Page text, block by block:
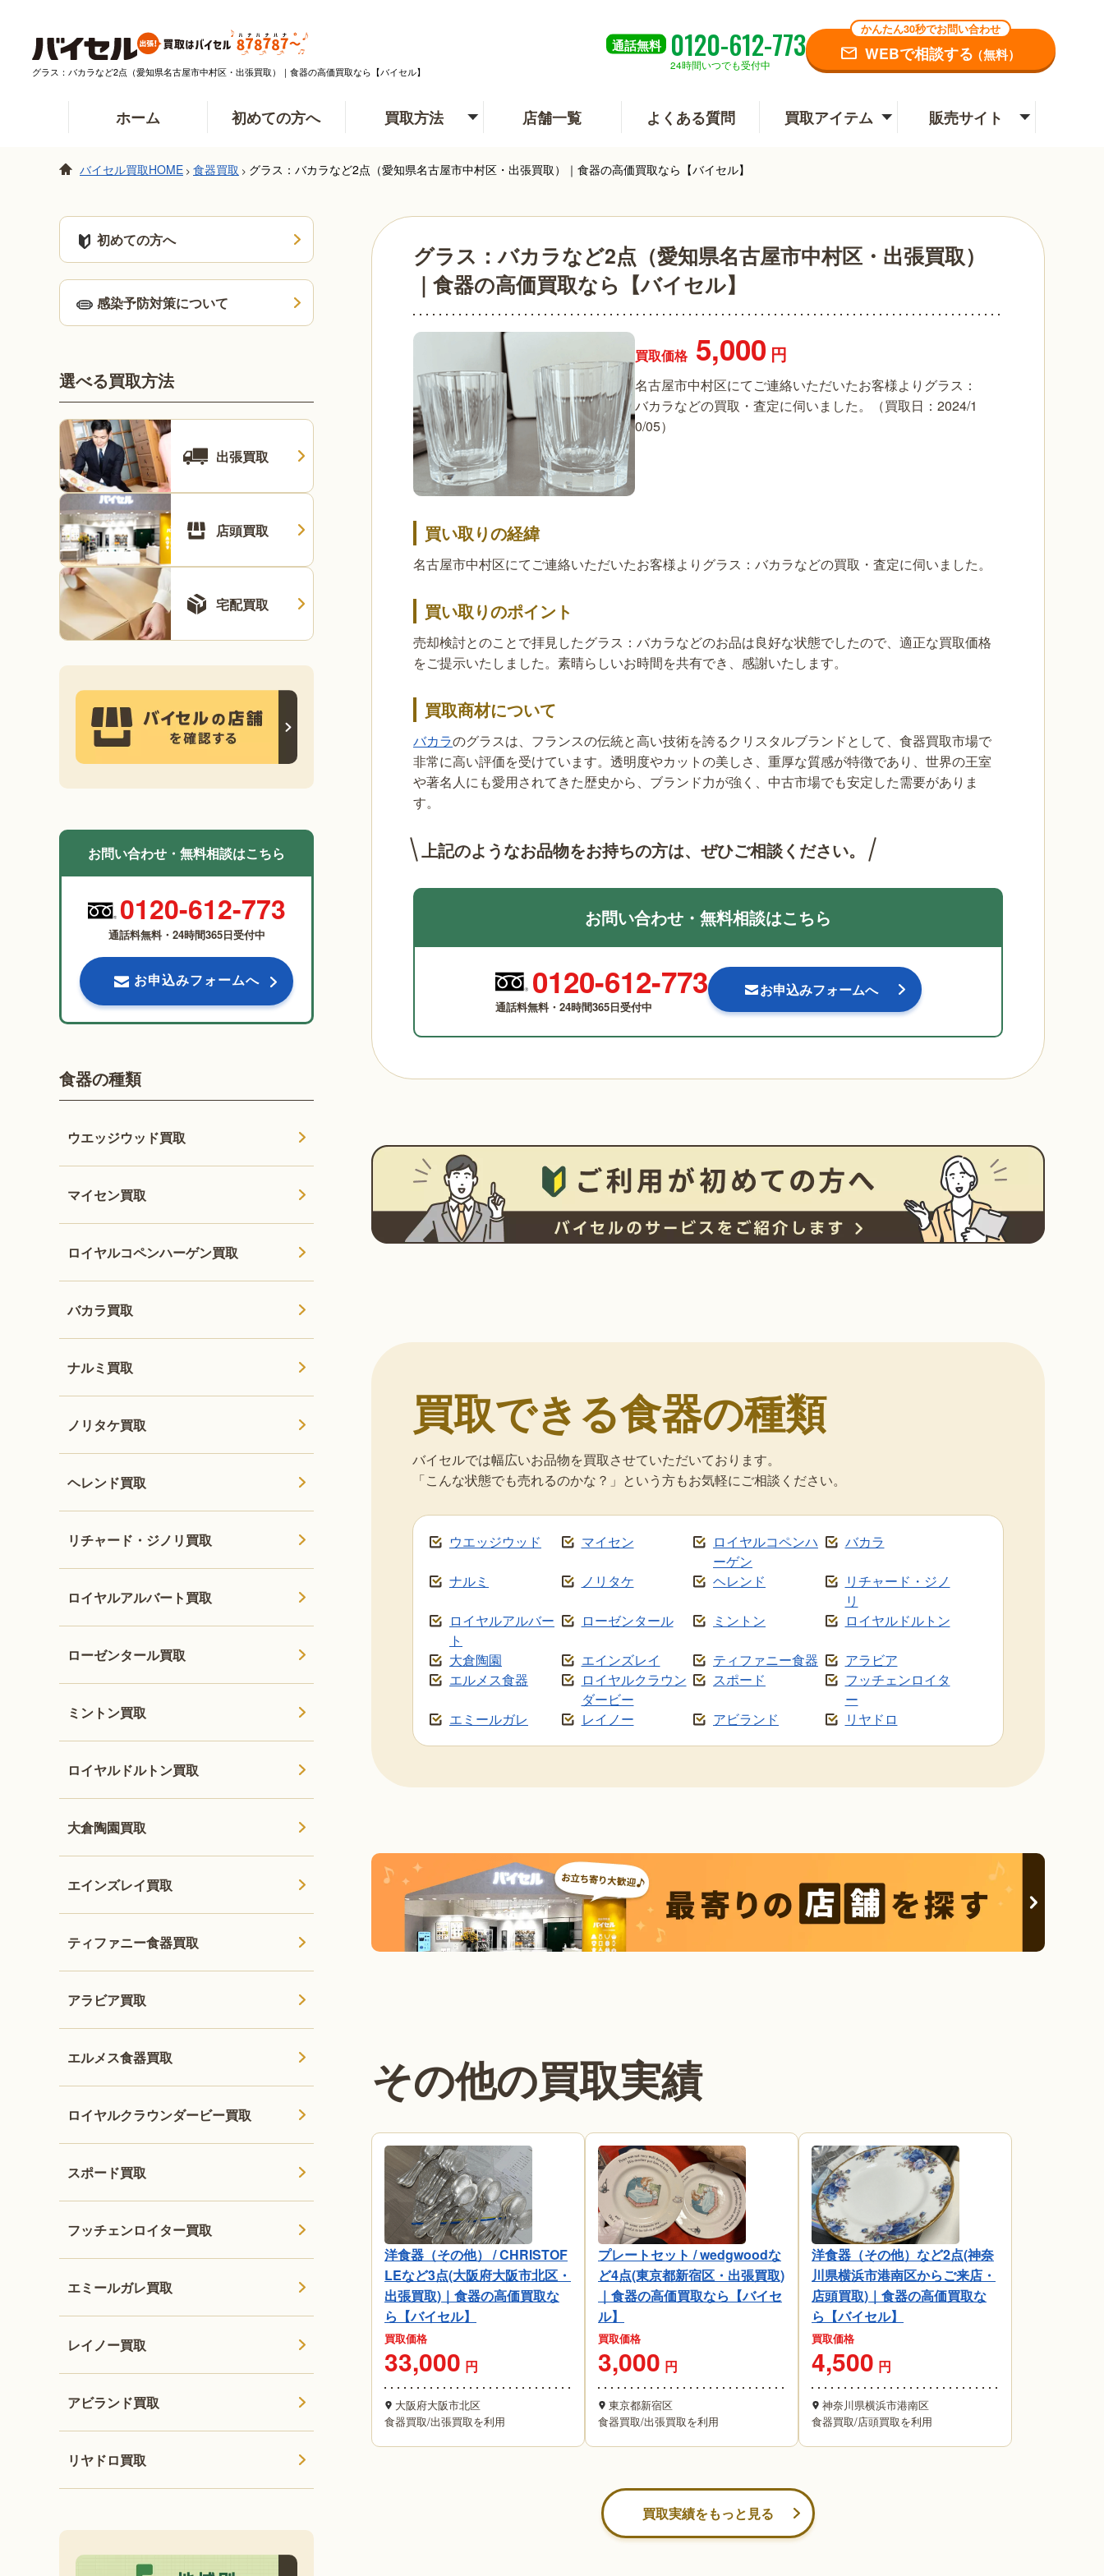
グラス：バカラなど2点（愛知県名古屋市中村区・出張買取）｜食器の高価買取なら【バイセル】
通話無料 0120-612-773
24時間いつでも受付中
かんたん30秒でお問い合わせ
WEBで相談する（無料）
ホーム 初めての方へ 買取方法 店舗一覧 よくある質問 買取アイテム 販売サイト
バイセル買取HOME > 食器買取 > グラス：バカラなど2点（愛知県名古屋市中村区・出張買取）｜食器の高価買取なら【バイセル】
グラス：バカラなど2点（愛知県名古屋市中村区・出張買取）
｜食器の高価買取なら【バイセル】
買取価格 5,000 円
名古屋市中村区にてご連絡いただいたお客様よりグラス：
バカラなどの買取・査定に伺いました。（買取日：2024/1
0/05）
買い取りの経緯
名古屋市中村区にてご連絡いただいたお客様よりグラス：バカラなどの買取・査定に伺いました。
買い取りのポイント
売却検討とのことで拝見したグラス：バカラなどのお品は良好な状態でしたので、適正な買取価格
をご提示いたしました。素晴らしいお時間を共有でき、感謝いたします。
買取商材について
バカラのグラスは、フランスの伝統と高い技術を誇るクリスタルブランドとして、食器買取市場で
非常に高い評価を受けています。透明度やカットの美しさ、重厚な質感が特徴であり、世界の王室
や著名人にも愛用されてきた歴史から、ブランド力が強く、中古市場でも安定した需要がありま
す。
上記のようなお品物をお持ちの方は、 ぜひご相談ください。
お問い合わせ・無料相談はこちら
0120-612-773
通話料無料・24時間365日受付中
お申込みフォームへ
買取できる食器の種類
バイセルでは幅広いお品物を買取させていただいております。
「こんな状態でも売れるのかな？」という方もお気軽にご相談ください。
ウエッジウッド マイセン
ロイヤルコペンハ
ーゲン
バカラ
ナルミ ノリタケ ヘレンド
リチャード・ジノ
リ
ロイヤルアルバー
ト
ローゼンタール ミントン ロイヤルドルトン
大倉陶園 エインズレイ ティファニー食器
アラビア
エルメス食器
ロイヤルクラウン
ダービー
スポード
フッチェンロイタ
ー
エミールガレ
レイノー アビランド リヤドロ
その他の買取実績
洋食器（その他） / CHRISTOF
LEなど3点(大阪府大阪市北区・
出張買取)｜食器の高価買取な
ら【バイセル】
買取価格
33,000 円
大阪府大阪市北区
食器買取/出張買取を利用
プレートセット / wedgwoodな
ど4点(東京都新宿区・出張買取)
｜食器の高価買取なら【バイセ
ル】
買取価格
3,000 円
東京都新宿区
食器買取/出張買取を利用
洋食器（その他）など2点(神奈
川県横浜市港南区からご来店・
店頭買取)｜食器の高価買取な
ら【バイセル】
買取価格
4,500 円
神奈川県横浜市港南区
食器買取/店頭買取を利用
買取実績をもっと見る
初めての方へ
感染予防対策について
選べる買取方法
出張買取
店頭買取
宅配買取
お問い合わせ・無料相談はこちら
0120-612-773
通話料無料・24時間365日受付中
お申込みフォームへ
食器の種類
ウエッジウッド買取
マイセン買取
ロイヤルコペンハーゲン買取
バカラ買取
ナルミ買取
ノリタケ買取
ヘレンド買取
リチャード・ジノリ買取
ロイヤルアルバート買取
ローゼンタール買取
ミントン買取
ロイヤルドルトン買取
大倉陶園買取
エインズレイ買取
ティファニー食器買取
アラビア買取
エルメス食器買取
ロイヤルクラウンダービー買取
スポード買取
フッチェンロイター買取
エミールガレ買取
レイノー買取
アビランド買取
リヤドロ買取